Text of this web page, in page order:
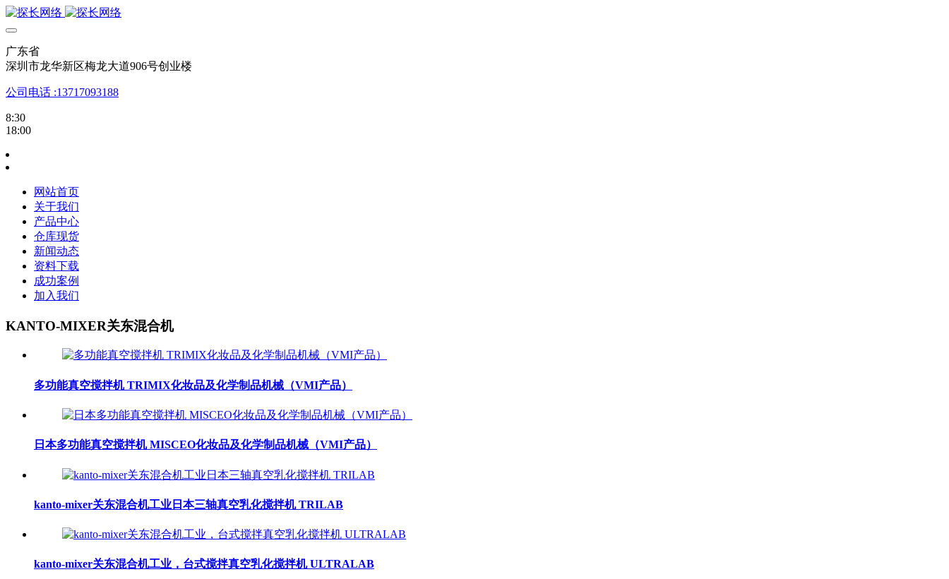
广东省
深圳市龙华新区梅龙大道906号创业楼
公司电话 :13717093188
8:30
18:00
网站首页
关于我们
产品中心
仓库现货
新闻动态
资料下载
成功案例
加入我们
KANTO-MIXER关东混合机
多功能真空搅拌机 TRIMIX化妆品及化学制品机械（VMI产品）
日本多功能真空搅拌机 MISCEO化妆品及化学制品机械（VMI产品）
kanto-mixer关东混合机工业日本三轴真空乳化搅拌机 TRILAB
kanto-mixer关东混合机工业，台式搅拌真空乳化搅拌机 ULTRALAB